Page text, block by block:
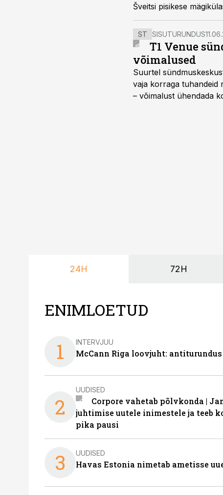
Šveitsi pisikese
ST SISUTURUNDUS
T1 Venue
võimalused
Suurtel
vaja korraga tuhandeid
– võimalust ühendada
vajadustele vastanud
24H 72H
ENIMLOETUD
1 INTERVJUU
McCann Riga loovjuht:
2
UUDISED
Corpore vahetab põlvkonda |
juhtimise uutele inimestele ja teeb
pika pausi
3 UUDISED
Havas Estonia nimetab ametisse